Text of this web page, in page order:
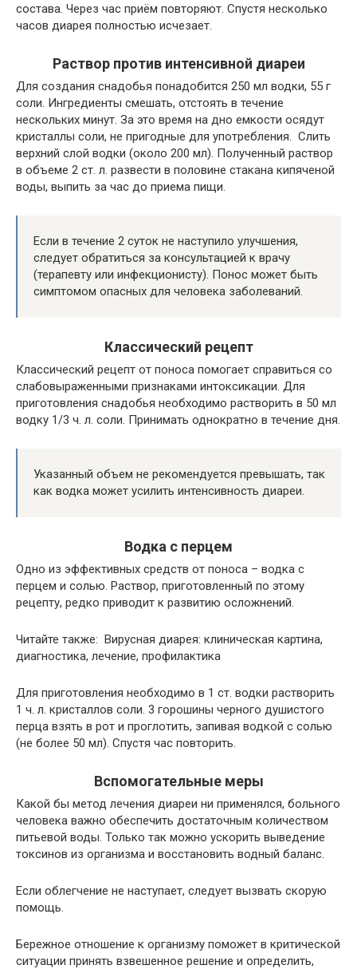
состава. Через час приём повторяют. Спустя несколько
часов диарея полностью исчезает.
Раствор против интенсивной диареи
Для создания снадобья понадобится 250 мл водки, 55 г
соли. Ингредиенты смешать, отстоять в течение
нескольких минут. За это время на дно емкости осядут
кристаллы соли, не пригодные для употребления. Слить
верхний слой водки (около 200 мл). Полученный раствор
в объеме 2 ст. л. развести в половине стакана кипяченой
воды, выпить за час до приема пищи.
Если в течение 2 суток не наступило улучшения,
следует обратиться за консультацией к врачу
(терапевту или инфекционисту). Понос может быть
симптомом опасных для человека заболеваний.
Классический рецепт
Классический рецепт от поноса помогает справиться со
слабовыраженными признаками интоксикации. Для
приготовления снадобья необходимо растворить в 50 мл
водку 1/3 ч. л. соли. Принимать однократно в течение дня.
Указанный объем не рекомендуется превышать, так
как водка может усилить интенсивность диареи.
Водка с перцем
Одно из эффективных средств от поноса – водка с
перцем и солью. Раствор, приготовленный по этому
рецепту, редко приводит к развитию осложнений.
Читайте также: Вирусная диарея: клиническая картина,
диагностика, лечение, профилактика
Для приготовления необходимо в 1 ст. водки растворить
1 ч. л. кристаллов соли. 3 горошины черного душистого
перца взять в рот и проглотить, запивая водкой с солью
(не более 50 мл). Спустя час повторить.
Вспомогательные меры
Какой бы метод лечения диареи ни применялся, больного
человека важно обеспечить достаточным количеством
питьевой воды. Только так можно ускорить выведение
токсинов из организма и восстановить водный баланс.
Если облегчение не наступает, следует вызвать скорую
помощь.
Бережное отношение к организму поможет в критической
ситуации принять взвешенное решение и определить,